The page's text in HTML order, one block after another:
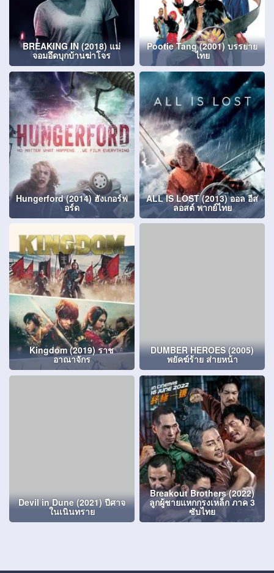
BREAKING IN (2018) แม่
จอมอึดบุกบ้านฆ่าโจร
Pootie Tang (2001) บรรยาย
ไทย
Hungerford (2014) ฮังเกอร์ฟ
อร์ด
ALL IS LOST (2013) ออล อีส
ลอสต์ พากย์ไทย
Kingdom (2019) ราช
อาณาจักร
DUMBER HEROES (2005)
พยัคฆ์ร้าย ส่ายหน้า
Devil in Dune (2021) ปีศาจ
ในเนินทราย
Breakout Brothers (2022)
ลูกผู้ชายแหกกรงเหล็ก ภาค 3
ซับไทย